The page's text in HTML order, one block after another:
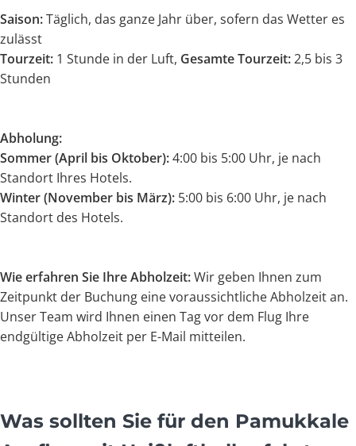
Saison:Täglich, das ganze Jahr über, sofern das Wetter es
zulässt
Tourzeit: 1 Stunde in der Luft, Gesamte Tourzeit:2,5 bis 3
Stunden
Abholung:
Sommer (April bis Oktober):4:00 bis 5:00 Uhr, je nach
Standort Ihres Hotels.
Winter (November bis März): 5:00 bis 6:00 Uhr, je nach
Standort des Hotels.
Wie erfahren Sie Ihre Abholzeit:Wir geben Ihnen zum
Zeitpunkt der Buchung eine voraussichtliche Abholzeit an.
Unser Team wird Ihnen einen Tag vor dem Flug Ihre
endgültige Abholzeit per E-Mail mitteilen.
Was sollten Sie für den Pamukkale